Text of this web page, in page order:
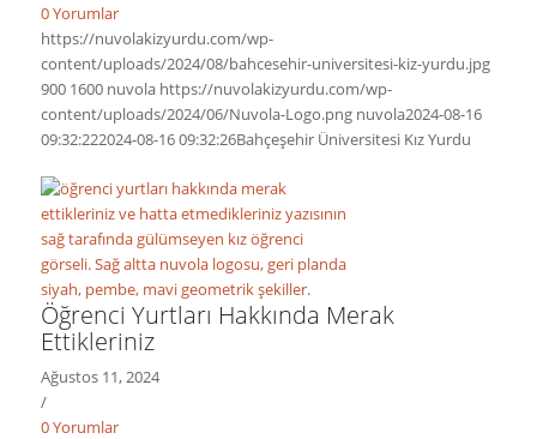
0 Yorumlar
https://nuvolakizyurdu.com/wp-
content/uploads/2024/08/bahcesehir-universitesi-kiz-yurdu.jpg
900 1600 nuvola https://nuvolakizyurdu.com/wp-
content/uploads/2024/06/Nuvola-Logo.png nuvola2024-08-16
09:32:222024-08-16 09:32:26Bahçeşehir Üniversitesi Kız Yurdu
Öğrenci Yurtları Hakkında Merak
Ettikleriniz
Ağustos 11, 2024
/
0 Yorumlar